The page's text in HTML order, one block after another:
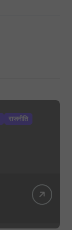
राजनीति